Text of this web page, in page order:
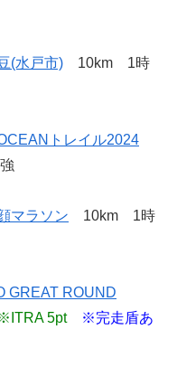
(水戸市) 10km 1時
トレイル2024
マラソン 10km 1時
GREAT ROUND
5pt
※完走盾あ